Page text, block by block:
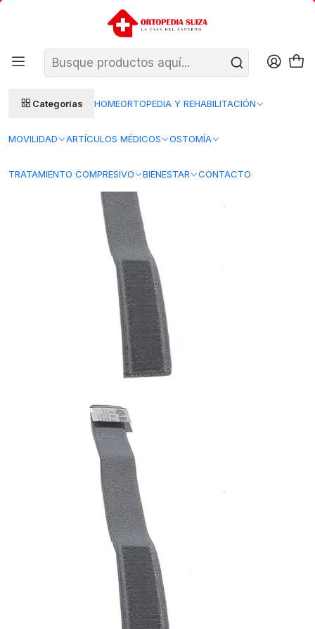
Categorías HOMEORTOPEDIA Y REHABILITACIÓN
MOVILIDAD ARTÍCULOS MÉDICOS OSTOMÍA
TRATAMIENTO COMPRESIVO BIENESTAR CONTACTO
SANTIAGO: ENTREGA AL DÍA HÁBIL SIGUIENTE (L–V)
REGIONES 48–72 HORAS HÁBILES
Insumos Medicos Insumos desechables
Extraccion de sangre - Flebotomia Accesorios
E-9100 - Ligadura Toma de Muestra con Velcro - Blunding